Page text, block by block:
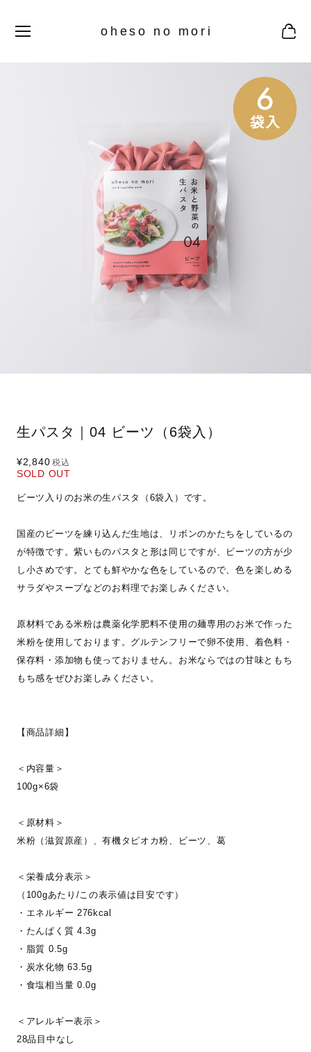
oheso no mori
生パスタ｜04 ビーツ（6袋入）
¥2,840 税込
SOLD OUT
ビーツ入りのお米の生パスタ（6袋入）です。
国産のビーツを練り込んだ生地は、リボンのかたちをしているの
が特徴です。紫いものパスタと形は同じですが、ビーツの方が少
し小さめです。とても鮮やかな色をしているので、色を楽しめる
サラダやスープなどのお料理でお楽しみください。
原材料である米粉は農薬化学肥料不使用の麺専用のお米で作った
米粉を使用しております。グルテンフリーで卵不使用、着色料・
保存料・添加物も使っておりません。お米ならではの甘味ともち
もち感をぜひお楽しみください。
【商品詳細】
＜内容量＞
100g×6袋
＜原材料＞
米粉（滋賀原産）、有機タピオカ粉、ビーツ、葛
＜栄養成分表示＞
（100gあたり/この表示値は目安です）
・エネルギー 276kcal
・たんぱく質 4.3g
・脂質 0.5g
・炭水化物 63.5g
・食塩相当量 0.0g
＜アレルギー表示＞
28品目中なし